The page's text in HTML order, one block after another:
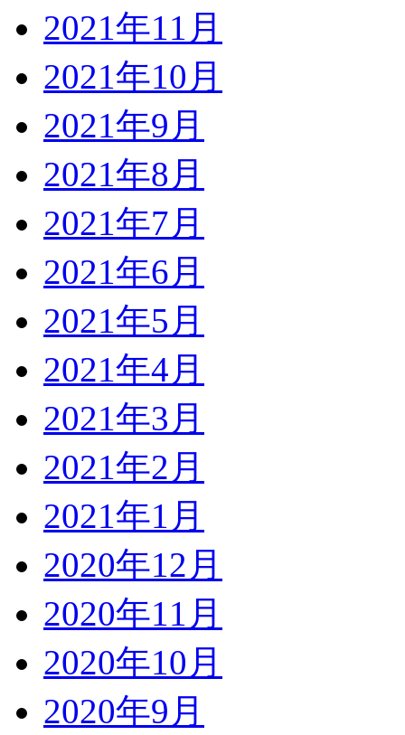
2021年11月
2021年10月
2021年9月
2021年8月
2021年7月
2021年6月
2021年5月
2021年4月
2021年3月
2021年2月
2021年1月
2020年12月
2020年11月
2020年10月
2020年9月